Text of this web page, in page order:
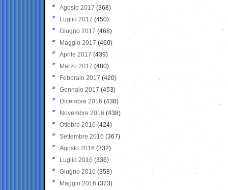
Agosto 2017 (368)
Luglio 2017 (450)
Giugno 2017 (468)
Maggio 2017 (460)
Aprile 2017 (439)
Marzo 2017 (480)
Febbraio 2017 (420)
Gennaio 2017 (453)
Dicembre 2016 (438)
Novembre 2016 (438)
Ottobre 2016 (424)
Settembre 2016 (367)
Agosto 2016 (332)
Luglio 2016 (336)
Giugno 2016 (358)
Maggio 2016 (373)